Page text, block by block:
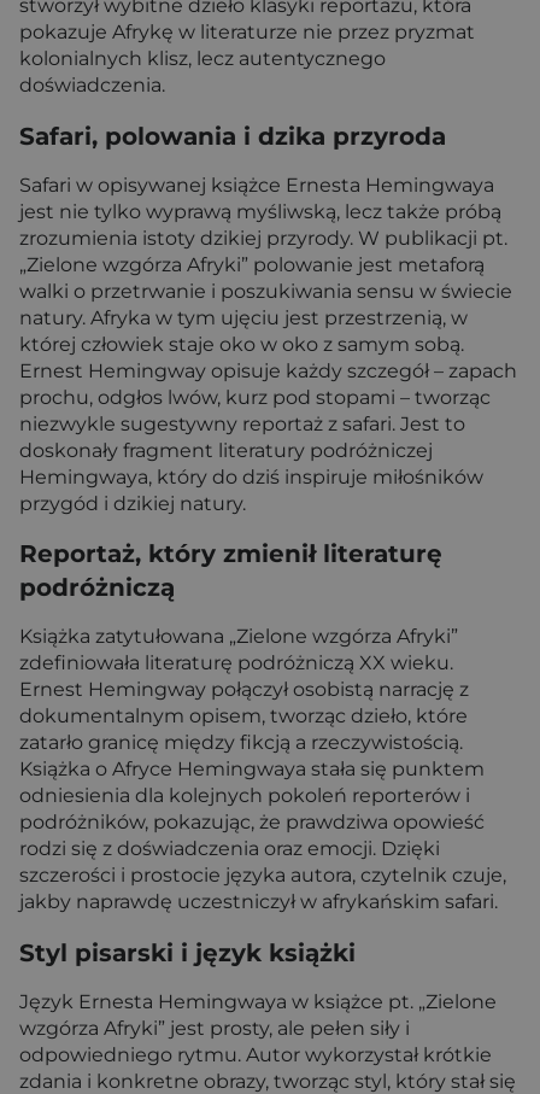
stworzył wybitne dzieło klasyki reportażu, która
pokazuje Afrykę w literaturze nie przez pryzmat
kolonialnych klisz, lecz autentycznego
doświadczenia.
Safari, polowania i dzika przyroda
Safari w opisywanej książce Ernesta Hemingwaya
jest nie tylko wyprawą myśliwską, lecz także próbą
zrozumienia istoty dzikiej przyrody. W publikacji pt.
„Zielone wzgórza Afryki” polowanie jest metaforą
walki o przetrwanie i poszukiwania sensu w świecie
natury. Afryka w tym ujęciu jest przestrzenią, w
której człowiek staje oko w oko z samym sobą.
Ernest Hemingway opisuje każdy szczegół – zapach
prochu, odgłos lwów, kurz pod stopami – tworząc
niezwykle sugestywny reportaż z safari. Jest to
doskonały fragment literatury podróżniczej
Hemingwaya, który do dziś inspiruje miłośników
przygód i dzikiej natury.
Reportaż, który zmienił literaturę
podróżniczą
Książka zatytułowana „Zielone wzgórza Afryki”
zdefiniowała literaturę podróżniczą XX wieku.
Ernest Hemingway połączył osobistą narrację z
dokumentalnym opisem, tworząc dzieło, które
zatarło granicę między fikcją a rzeczywistością.
Książka o Afryce Hemingwaya stała się punktem
odniesienia dla kolejnych pokoleń reporterów i
podróżników, pokazując, że prawdziwa opowieść
rodzi się z doświadczenia oraz emocji. Dzięki
szczerości i prostocie języka autora, czytelnik czuje,
jakby naprawdę uczestniczył w afrykańskim safari.
Styl pisarski i język książki
Język Ernesta Hemingwaya w książce pt. „Zielone
wzgórza Afryki” jest prosty, ale pełen siły i
odpowiedniego rytmu. Autor wykorzystał krótkie
zdania i konkretne obrazy, tworząc styl, który stał się